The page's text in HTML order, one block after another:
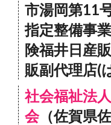
市湯岡第11
指定整備事
険福井日産
販副代理店(
社会福祉法
会（佐賀県